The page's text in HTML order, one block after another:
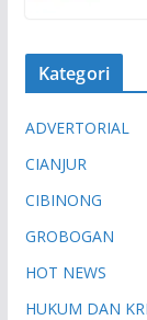
Kategori
ADVERTORIAL
CIANJUR
CIBINONG
GROBOGAN
HOT NEWS
HUKUM DAN